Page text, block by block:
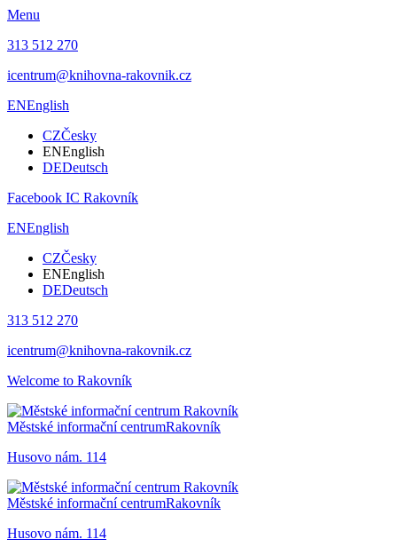
Menu
313 512 270
icentrum@knihovna-rakovnik.cz
ENEnglish
CZČesky
ENEnglish
DEDeutsch
Facebook IC Rakovník
ENEnglish
CZČesky
ENEnglish
DEDeutsch
313 512 270
icentrum@knihovna-rakovnik.cz
Welcome to Rakovník
Městské informační centrumRakovník
Husovo nám. 114
Městské informační centrumRakovník
Husovo nám. 114